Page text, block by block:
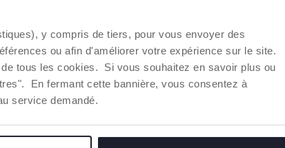
y compris de tiers, pour vous envoyer des
ou afin d'améliorer votre expérience sur le site.
tous les cookies. Si vous souhaitez en savoir plus ou
En fermant cette bannière, vous consentez à
service demandé.
Legging évasé